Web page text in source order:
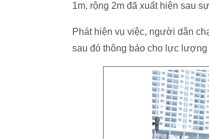
1m, rộng 2m đã xuất hiện sau
Phát hiện vụ việc, người dân
sau đó thông báo cho lực